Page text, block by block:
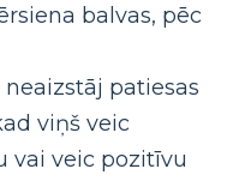
balvas, pēc
patiesas
viņš veic
vai veic pozitīvu